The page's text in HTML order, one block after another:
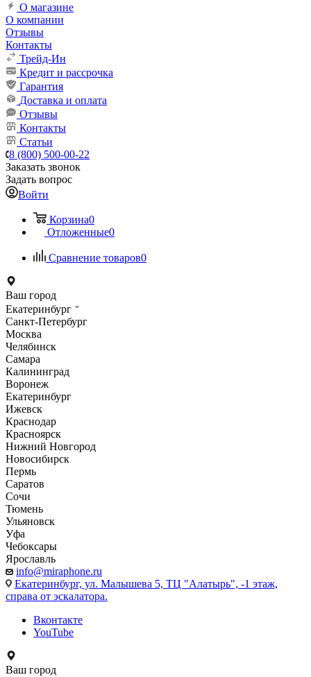
О магазине
О компании
Отзывы
Контакты
Трейд-Ин
Кредит и рассрочка
Гарантия
Доставка и оплата
Отзывы
Контакты
Статьи
8 (800) 500-00-22
Заказать звонок
Задать вопрос
Войти
Корзина0
Отложенные0
Сравнение товаров0
Ваш город
Екатеринбург
Санкт-Петербург
Москва
Челябинск
Самара
Калининград
Воронеж
Екатеринбург
Ижевск
Краснодар
Красноярск
Нижний Новгород
Новосибирск
Пермь
Саратов
Сочи
Тюмень
Ульяновск
Уфа
Чебоксары
Ярославль
info@miraphone.ru
Екатеринбург, ул. Малышева 5, ТЦ "Алатырь", -1 этаж,
справа от эскалатора.
Вконтакте
YouTube
Ваш город